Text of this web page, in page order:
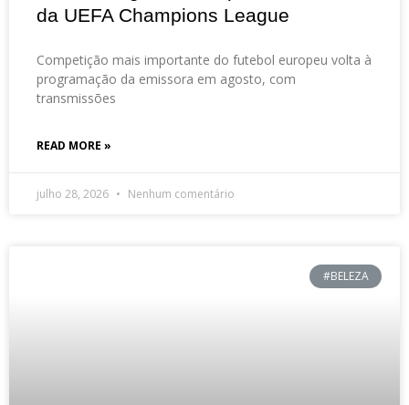
da UEFA Champions League
Competição mais importante do futebol europeu volta à
programação da emissora em agosto, com
transmissões
READ MORE »
julho 28, 2026 Nenhum comentário
#BELEZA